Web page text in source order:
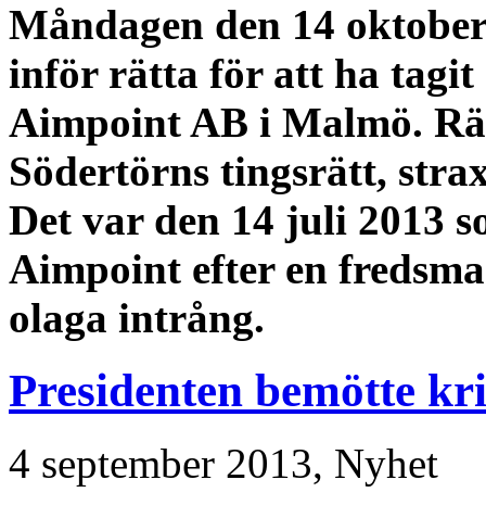
Måndagen den 14
inför rätta för att ha tagit
Aimpoint AB i Malmö.
Södertörns tingsrätt,
Det var den 14 juli 2013
Aimpoint efter en
olaga intrång.
Presidenten bemötte
4 september 2013, Nyhet